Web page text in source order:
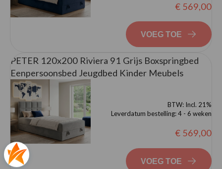
€ 569,00
VOEG TOE
PETER 120x200 Riviera 91 Grijs Boxspringbed
Eenpersoonsbed Jeugdbed Kinder Meubels
BTW: Incl. 21%
Leverdatum bestelling:4 - 6 weken
€ 569,00
VOEG TOE